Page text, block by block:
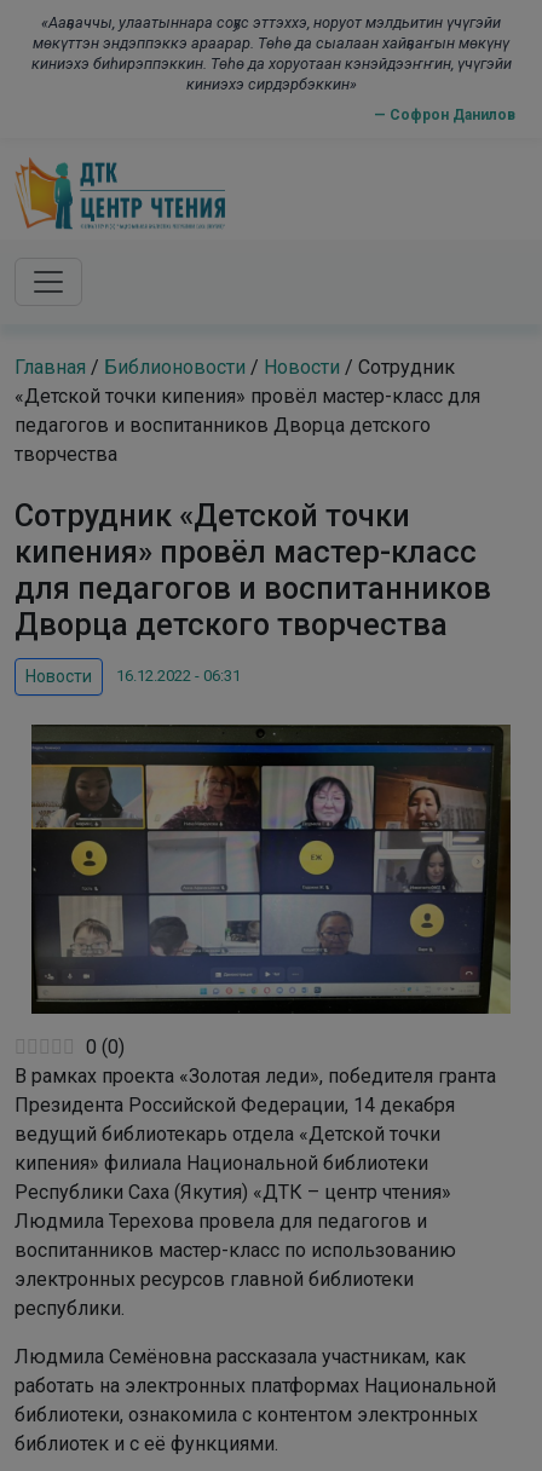
«Ааҕааччы, улаатыннара соҕус эттэххэ, норуот мэлдьитин үчүгэйи
мөкүттэн эндэппэккэ араарар. Төһө да сыалаан хайҕааҥын мөкүнү
киниэхэ биһирэппэккин. Төһө да хоруотаан кэнэйдээҥҥин, үчүгэйи
киниэхэ сирдэрбэккин»
— Софрон Данилов
Skip to main content
Главная / Библионовости / Новости / Сотрудник
«Детской точки кипения» провёл мастер-класс для
педагогов и воспитанников Дворца детского
творчества
Сотрудник «Детской точки
кипения» провёл мастер-класс
для педагогов и воспитанников
Дворца детского творчества
Новости 16.12.2022 - 06:31
0 (0)
В рамках проекта «Золотая леди», победителя гранта
Президента Российской Федерации, 14 декабря
ведущий библиотекарь отдела «Детской точки
кипения» филиала Национальной библиотеки
Республики Саха (Якутия) «ДТК – центр чтения»
Людмила Терехова провела для педагогов и
воспитанников мастер-класс по использованию
электронных ресурсов главной библиотеки
республики.
Людмила Семёновна рассказала участникам, как
работать на электронных платформах Национальной
библиотеки, ознакомила с контентом электронных
библиотек и с её функциями.